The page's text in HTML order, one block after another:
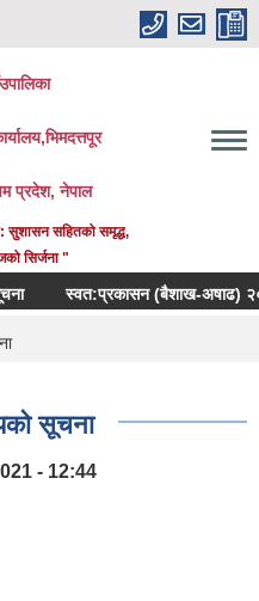
प्रदेश, नेपाल
सुशासन सहितको समृद्ध,
सिर्जना "
स्वत:प्रकासन (बैशाख-अषाढ) २०८३
सूचना
- 12:44